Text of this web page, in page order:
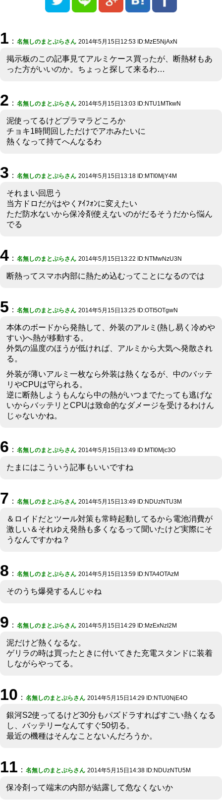
1 ： 名無しのまとぷらさん 2014年5月15日12:53 ID:MzE5NjAxN
掲示板のこの記事見てアルミケース買ったが、断熱材もあ
った方がいいのか。ちょっと探して来るわ…
2 ： 名無しのまとぷらさん 2014年5月15日13:03 ID:NTU1MTkwN
泥使ってるけどプラマラどころか
チョキ1時間回しただけでアホみたいに
熱くなって持てへんなるわ
3 ： 名無しのまとぷらさん 2014年5月15日13:18 ID:MTI0MjY4M
それまい回思う
当方ドロだがはやくｱｲﾌｫﾝに変えたい
ただ防水ないから保冷剤使えないのがだるそうだから悩ん
でる
4 ： 名無しのまとぷらさん 2014年5月15日13:22 ID:NTMwNzU3N
断熱ってスマホ内部に熱ため込むってことになるのでは
5 ： 名無しのまとぷらさん 2014年5月15日13:25 ID:OTI5OTgwN
本体のボードから発熱して、外装のアルミ(熱し易く冷めや
すい)へ熱が移動する。
外気の温度のほうが低ければ、アルミから大気へ発散され
る。
外装が薄いアルミ一枚なら外装は熱くなるが、中のバッテ
リやCPUは守られる。
逆に断熱しようもんなら中の熱がいつまでたっても逃げな
いからバッテリとCPUは致命的なダメージを受けるわけん
じゃないかね。
6 ： 名無しのまとぷらさん 2014年5月15日13:49 ID:MTI0Mjc3O
たまにはこういう記事もいいですね
7 ： 名無しのまとぷらさん 2014年5月15日13:49 ID:NDUzNTU3M
＆ロイドだとツール対策も常時起動してるから電池消費が
激しい＆それゆえ発熱も多くなるって聞いたけど実際にそ
うなんですかね？
8 ： 名無しのまとぷらさん 2014年5月15日13:59 ID:NTA4OTAzM
そのうち爆発するんじゃね
9 ： 名無しのまとぷらさん 2014年5月15日14:29 ID:MzExNzI2M
泥だけど熱くなるな。
ゲリラの時は買ったときに付いてきた充電スタンドに装着
しながらやってる。
10 ： 名無しのまとぷらさん 2014年5月15日14:29 ID:NTU0NjE4O
銀河S2使ってるけど30分もパズドラすればすごい熱くなる
し、バッテリーなんてすぐ50切る。
最近の機種はそんなことないんだろうか。
11 ： 名無しのまとぷらさん 2014年5月15日14:38 ID:NDUzNTU5M
保冷剤って端末の内部が結露して危なくないか